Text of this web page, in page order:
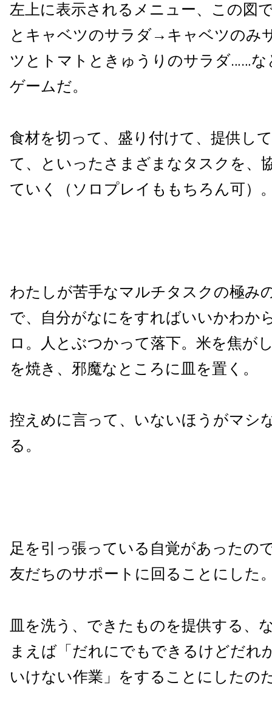
左上に表示されるメニュー、この図
とキャベツのサラダ→キャベツのみ
ツとトマトときゅうりのサラダ……な
ゲームだ。
食材を切って、盛り付けて、提供し
て、といったさまざまなタスクを、
ていく（ソロプレイももちろん可）
わたしが苦手なマルチタスクの極み
で、自分がなにをすればいいかわか
ロ。人とぶつかって落下。米を焦が
を焼き、邪魔なところに皿を置く。
控えめに言って、いないほうがマシ
る。
足を引っ張っている自覚があったの
友だちのサポートに回ることにした
皿を洗う、できたものを提供する、
まえば「だれにでもできるけどだれ
いけない作業」をすることにしたの